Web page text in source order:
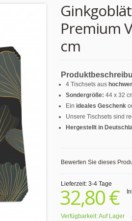
Premium
cm
4 Tischsets aus
Sondergröße: 44 x 32
Ein ideales Geschenk
Unsere Tischsets sind
Hergestellt in
Bewerten Sie dieses
Lieferzeit: 3-4 Tage
32,80 €
Verfügbarkeit:Auf Lager